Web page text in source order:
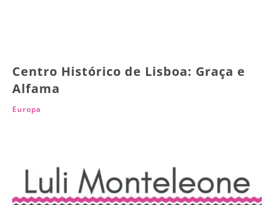
Centro Histórico de Lisboa: Graça e
Alfama
Europa